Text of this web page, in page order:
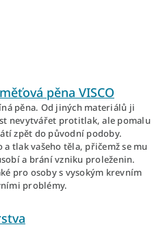
pěna VISCO
pěna. Od jiných materiálů ji
nevytvářet protitlak, ale pomalu
zpět do původní podoby.
a tlak vašeho těla, přičemž se mu
a brání vzniku proleženin.
pro osoby s vysokým krevním
problémy.